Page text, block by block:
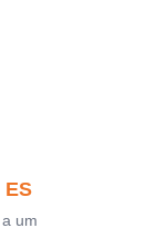
ES
um